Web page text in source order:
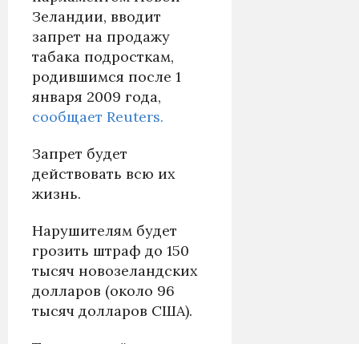
Зеландии, вводит
запрет на продажу
табака подросткам,
родившимся после 1
января 2009 года,
сообщает Reuters.
Запрет будет
действовать всю их
жизнь.
Нарушителям будет
грозить штраф до 150
тысяч новозеландских
долларов (около 96
тысяч долларов США).